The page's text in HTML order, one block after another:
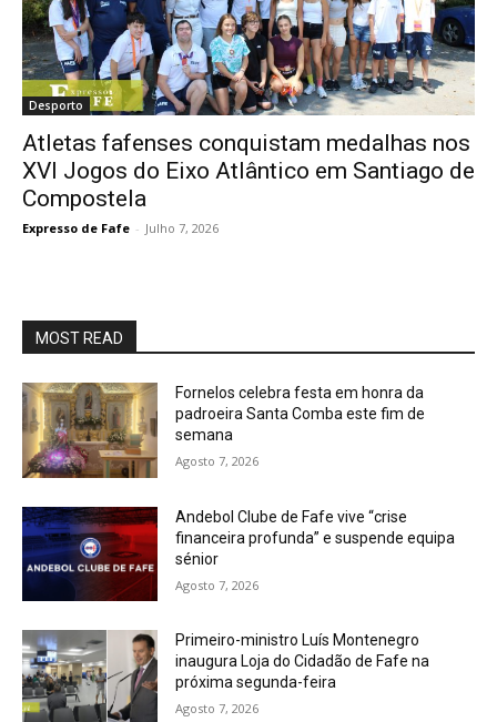
Desporto
Atletas fafenses conquistam medalhas nos
XVI Jogos do Eixo Atlântico em Santiago de
Compostela
Expresso de Fafe - Julho 7, 2026
MOST READ
Fornelos celebra festa em honra da
padroeira Santa Comba este fim de
semana
Agosto 7, 2026
Andebol Clube de Fafe vive “crise
financeira profunda” e suspende equipa
sénior
Agosto 7, 2026
Primeiro-ministro Luís Montenegro
inaugura Loja do Cidadão de Fafe na
próxima segunda-feira
Agosto 7, 2026